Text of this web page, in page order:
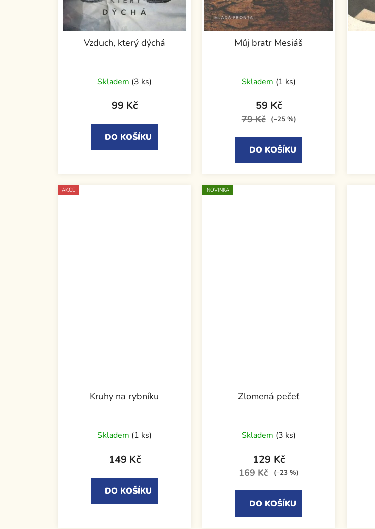
Vzduch, který dýchá
Skladem (3 ks)
99 Kč
DO KOŠÍKU
Můj bratr Mesiáš
Skladem (1 ks)
59 Kč
79 Kč (–25 %)
DO KOŠÍKU
AKCE
Kruhy na rybníku
Skladem (1 ks)
149 Kč
DO KOŠÍKU
NOVINKA
Zlomená pečeť
Skladem (3 ks)
129 Kč
169 Kč (–23 %)
DO KOŠÍKU